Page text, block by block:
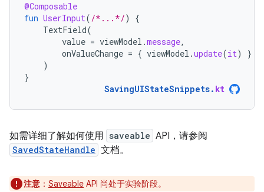
@Composable
fun UserInput( /*...*/)
{
TextField(
value = viewModel .message,
onValueChange = { viewModel .update(it)
}
)
}
SavingUIStateSnippets. kt
如需详细了解如何使用 saveable API，请参阅
SavedStateHandle 文档。
注意 ： Saveable API 尚处于实验阶段。